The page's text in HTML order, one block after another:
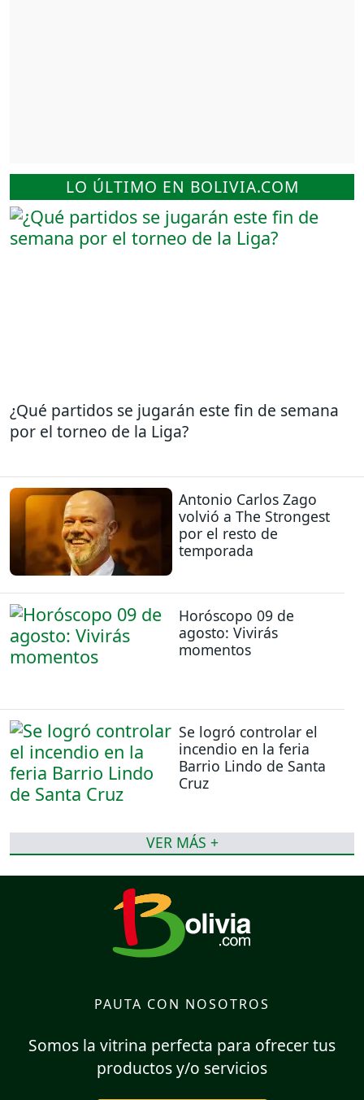
LO ÚLTIMO EN BOLIVIA.COM
¿Qué partidos se jugarán este fin de semana
por el torneo de la Liga?
Antonio Carlos Zago
volvió a The Strongest
por el resto de
temporada
Horóscopo 09 de
agosto: Vivirás
momentos
Se logró controlar el
incendio en la feria
Barrio Lindo de Santa
Cruz
VER MÁS +
PAUTA CON NOSOTROS
Somos la vitrina perfecta para ofrecer tus
productos y/o servicios